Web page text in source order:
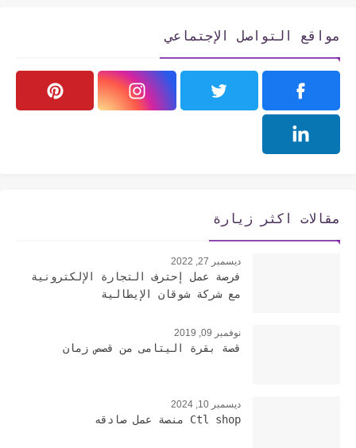
مواقع التواصل الإجتماعي
مقالات اكثر زيارة
ديسمبر 27, 2022
فرصة عمل إحترف التجارة الإلكترونية
مع شركة شوقان الإيطالية
نوفمبر 09, 2019
قصة بقرة اليتامى من قصص زمان
ديسمبر 10, 2024
Ctl shop منصة عمل صادقه